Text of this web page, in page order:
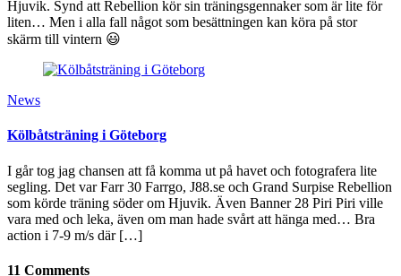
Hjuvik. Synd att Rebellion kör sin träningsgennaker som är lite för
liten… Men i alla fall något som besättningen kan köra på stor
skärm till vintern 😃
News
Kölbåtsträning i Göteborg
I går tog jag chansen att få komma ut på havet och fotografera lite
segling. Det var Farr 30 Farrgo, J88.se och Grand Surpise Rebellion
som körde träning söder om Hjuvik. Även Banner 28 Piri Piri ville
vara med och leka, även om man hade svårt att hänga med… Bra
action i 7-9 m/s där […]
11 Comments